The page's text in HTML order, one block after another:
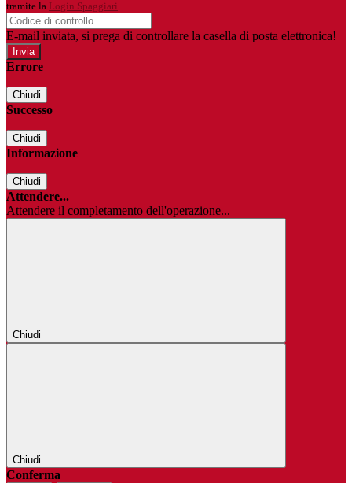
tramite la Login Spaggiari
E-mail inviata, si prega di controllare la casella di posta elettronica!
Errore
Chiudi
Successo
Chiudi
Informazione
Chiudi
Attendere...
Attendere il completamento dell'operazione...
Chiudi
Chiudi
Conferma